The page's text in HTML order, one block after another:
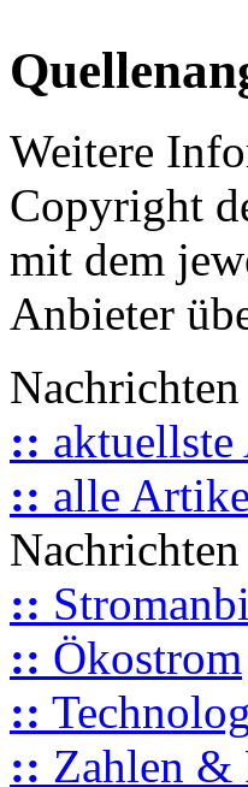
Weitere
Copyright
mit dem
Anbieter
Nachrichten
::
:: alle
::
:: Ökostrom
::
:: Zahlen &